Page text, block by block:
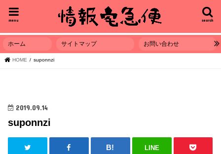
search
menu
ホーム サイトマップ お問い合わせ
HOME suponnzi
2019.09.14
suponnzi
LINE